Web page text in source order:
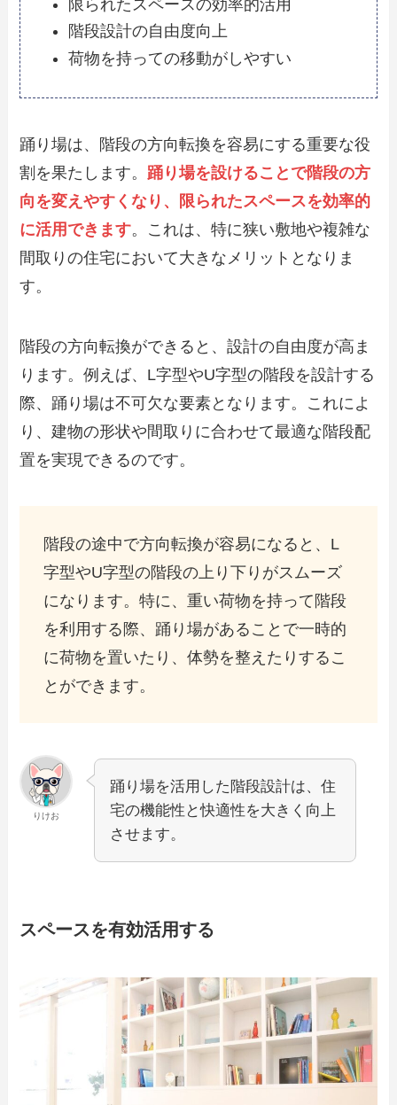
限られたスペースの効率的活用
階段設計の自由度向上
荷物を持っての移動がしやすい
踊り場は、階段の方向転換を容易にする重要な役
割を果たします。 踊り場を設けることで階段の方
向を変えやすくなり、限られたスペースを効率的
に活用できます。これは、特に狭い敷地や複雑な
間取りの住宅において大きなメリットとなりま
す。
階段の方向転換ができると、設計の自由度が高ま
ります。例えば、L字型やU字型の階段を設計する
際、踊り場は不可欠な要素となります。これによ
り、建物の形状や間取りに合わせて最適な階段配
置を実現できるのです。
階段の途中で方向転換が容易になると、L
字型やU字型の階段の上り下りがスムーズ
になります。特に、重い荷物を持って階段
を利用する際、踊り場があることで一時的
に荷物を置いたり、体勢を整えたりするこ
とができます。
りけお
踊り場を活用した階段設計は、住
宅の機能性と快適性を大きく向上
させます。
スペースを有効活用する